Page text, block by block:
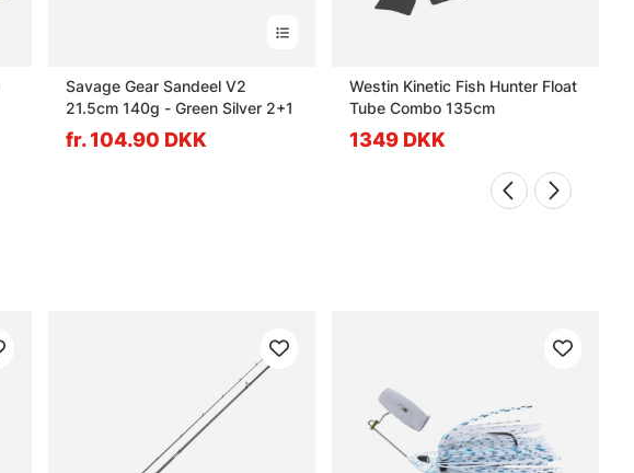
Savage Gear Sandeel V2
21.5cm 140g - Green Silver 2+1
fr. 104.90 DKK
Westin Kinetic Fish Hunter Float
Tube Combo 135cm
1349 DKK